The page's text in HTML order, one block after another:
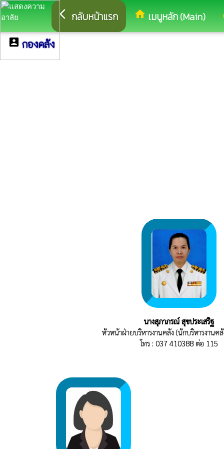
arrow_back_ios กลับหน้าแรก home เมนูหลัก (Main)
account_box กองคลัง
นางสุภาภรณ์ สุขประเสริฐ
หัวหน้าฝ่ายบริหารงานคลัง (นักบริหารงานค
โทร : 037 410388 ต่อ 115